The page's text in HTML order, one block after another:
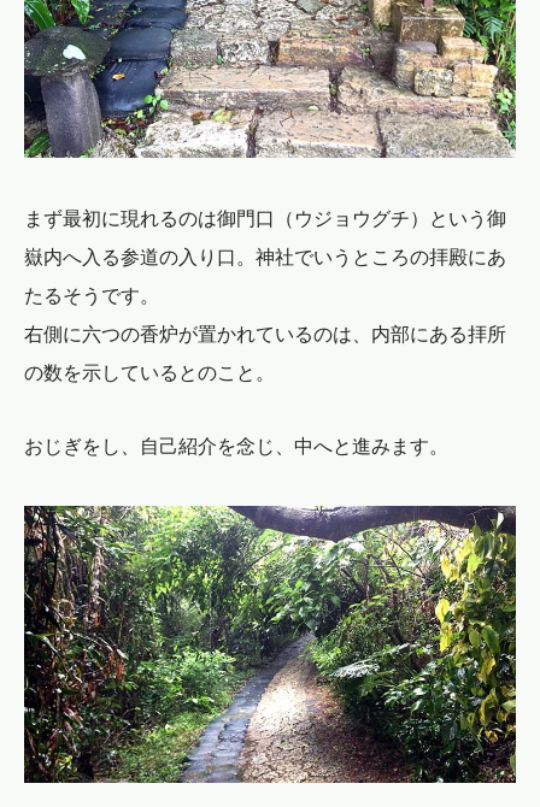
まず最初に現れるのは御門口（ウジョウグチ）という御
嶽内へ入る参道の入り口。神社でいうところの拝殿にあ
たるそうです。
右側に六つの香炉が置かれているのは、内部にある拝所
の数を示しているとのこと。
おじぎをし、自己紹介を念じ、中へと進みます。